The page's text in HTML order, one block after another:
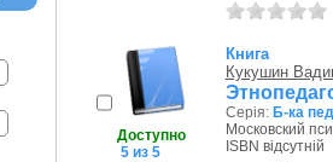
Доступно
5 из 5
Книга
Кукушин
Серія: Б-ка
Московский
ISBN відсутній